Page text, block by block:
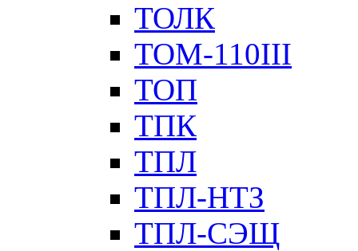
ТОЛК
ТОМ-110III
ТОП
ТПК
ТПЛ
ТПЛ-НТЗ
ТПЛ-СЭЩ